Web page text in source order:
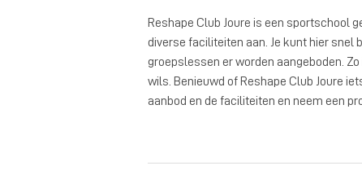
Reshape Club Joure is een sportschool
diverse faciliteiten aan. Je kunt hier snel
groepslessen er worden aangeboden.
wils. Benieuwd of Reshape Club Joure
aanbod en de faciliteiten en neem een